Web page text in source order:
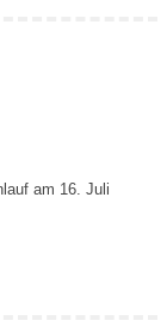
am 16. Juli